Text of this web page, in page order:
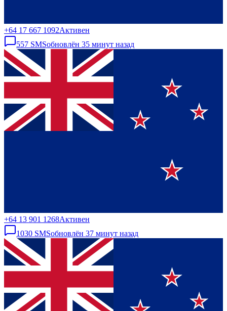
+64 17 667 1092Активен
557 SMSобновлён 35 минут назад
+64 13 901 1268Активен
1030 SMSобновлён 37 минут назад